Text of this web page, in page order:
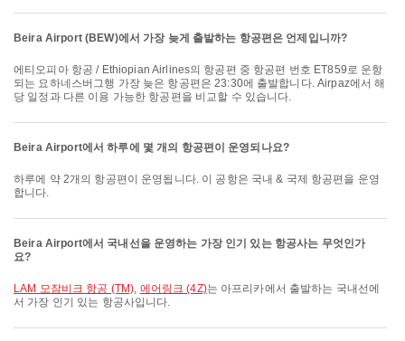
Beira Airport (BEW)에서 가장 늦게 출발하는 항공편은 언제입니까?
에티오피아 항공 / Ethiopian Airlines의 항공편 중 항공편 번호 ET859로 운항
되는 요하네스버그행 가장 늦은 항공편은 23:30에 출발합니다. Airpaz에서 해
당 일정과 다른 이용 가능한 항공편을 비교할 수 있습니다.
Beira Airport에서 하루에 몇 개의 항공편이 운영되나요?
하루에 약 2개의 항공편이 운영됩니다. 이 공항은 국내 & 국제 항공편을 운영
합니다.
Beira Airport에서 국내선을 운영하는 가장 인기 있는 항공사는 무엇인가
요?
LAM 모잠비크 항공 (TM), 에어링크 (4Z)는 아프리카에서 출발하는 국내선에
서 가장 인기 있는 항공사입니다.